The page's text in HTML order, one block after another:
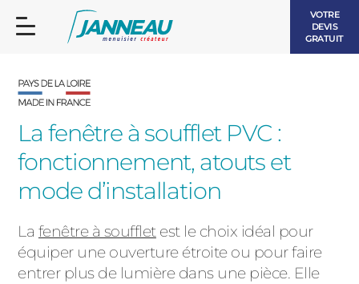
VOTRE
DEVIS
GRATUIT
La fenêtre à soufflet PVC :
fonctionnement, atouts et
mode d’installation
La fenêtre à souffletest le choix idéal pour
équiper une ouverture étroite ou pour faire
entrer plus de lumière dans une pièce. Elle
FENÊTRES ET PORTES-FENÊTRES
BOIS
PORTES D’ENTRÉE
LES CONTEMPORAINES
LES INTEMPORELLES